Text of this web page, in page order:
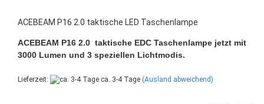
ACEBEAM P16 2.0 taktische LED Taschenlampe
ACEBEAM P16 2.0 taktische EDC Taschenlampe jetzt mit
3000 Lumen und 3 speziellen Lichtmodis.
Lieferzeit: ca. 3-4 Tage (Ausland abweichend)